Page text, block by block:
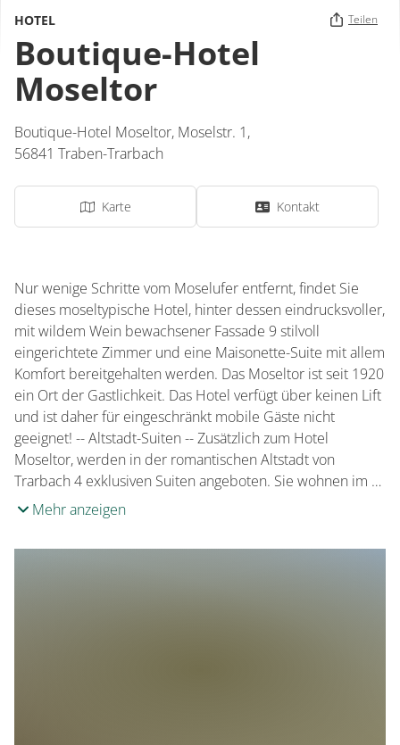
HOTEL Teilen
Boutique-Hotel
Moseltor
Boutique-Hotel Moseltor, Moselstr. 1,
56841 Traben-Trarbach
Karte Kontakt
Nur wenige Schritte vom Moselufer entfernt, findet Sie
dieses moseltypische Hotel, hinter dessen eindrucksvoller,
mit wildem Wein bewachsener Fassade 9 stilvoll
eingerichtete Zimmer und eine Maisonette-Suite mit allem
Komfort bereitgehalten werden. Das Moseltor ist seit 1920
ein Ort der Gastlichkeit. Das Hotel verfügt über keinen Lift
und ist daher für eingeschränkt mobile Gäste nicht
geeignet! -- Altstadt-Suiten -- Zusätzlich zum Hotel
Moseltor, werden in der romantischen Altstadt von
Trarbach 4 exklusiven Suiten angeboten. Sie wohnen im …
Mehr anzeigen